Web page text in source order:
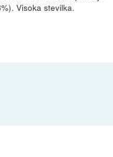
Visoka stevilka.